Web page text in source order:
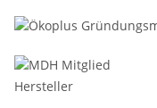
Hersteller